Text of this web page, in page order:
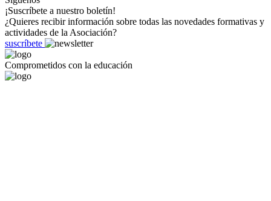
¡Suscríbete a nuestro boletín!
¿Quieres recibir información sobre todas las novedades formativas y
actividades de la Asociación?
suscríbete
Comprometidos con la educación